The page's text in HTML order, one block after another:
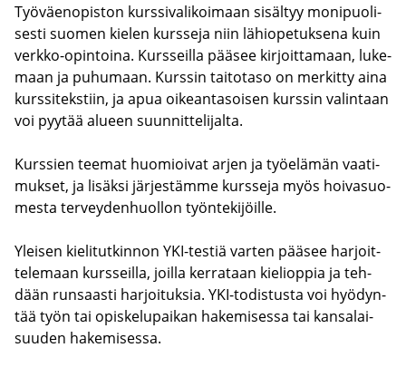
Työ­väen­opis­ton kurs­si­va­li­koi­maan si­säl­tyy mo­ni­puo­li­
ses­ti suo­men kie­len kurs­se­ja niin lä­hio­pe­tuk­se­na kuin
verkko-​opintoina. Kurs­seil­la pää­see kir­joit­ta­maan, lu­ke­
maan ja pu­hu­maan. Kurs­sin tai­to­ta­so on mer­kit­ty aina
kurs­si­teks­tiin, ja apua oi­kean­ta­soi­sen kurs­sin va­lin­taan
voi pyy­tää alu­een suun­nit­te­li­jal­ta.
Kurs­sien tee­mat huo­mioi­vat arjen ja työ­elä­män vaa­ti­
muk­set, ja li­säk­si jär­jes­täm­me kurs­se­ja myös hoi­va­suo­
mes­ta ter­vey­den­huol­lon työn­te­ki­jöil­le.
Ylei­sen kie­li­tut­kin­non YKI-​testiä var­ten pää­see har­joit­
te­le­maan kurs­seil­la, joil­la ker­ra­taan kie­liop­pia ja teh­
dään run­saas­ti har­joi­tuk­sia. YKI-​todistusta voi hyö­dyn­
tää työn tai opis­ke­lu­pai­kan ha­ke­mi­ses­sa tai kan­sa­lai­
suu­den ha­ke­mi­ses­sa.